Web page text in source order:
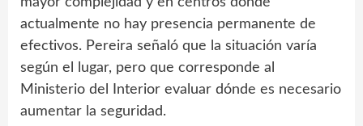
actualmente no hay presencia permanente de
efectivos. Pereira señaló que la situación varía
según el lugar, pero que corresponde al
Ministerio del Interior evaluar dónde es necesario
aumentar la seguridad.